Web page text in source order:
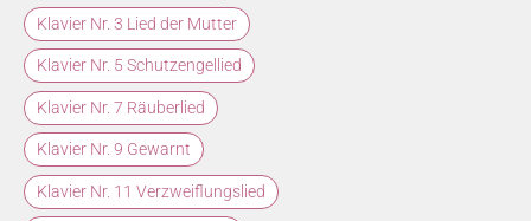
Klavier Nr. 3 Lied der Mutter
Klavier Nr. 5 Schutzengellied
Klavier Nr. 7 Räuberlied
Klavier Nr. 9 Gewarnt
Klavier Nr. 11 Verzweiflungslied